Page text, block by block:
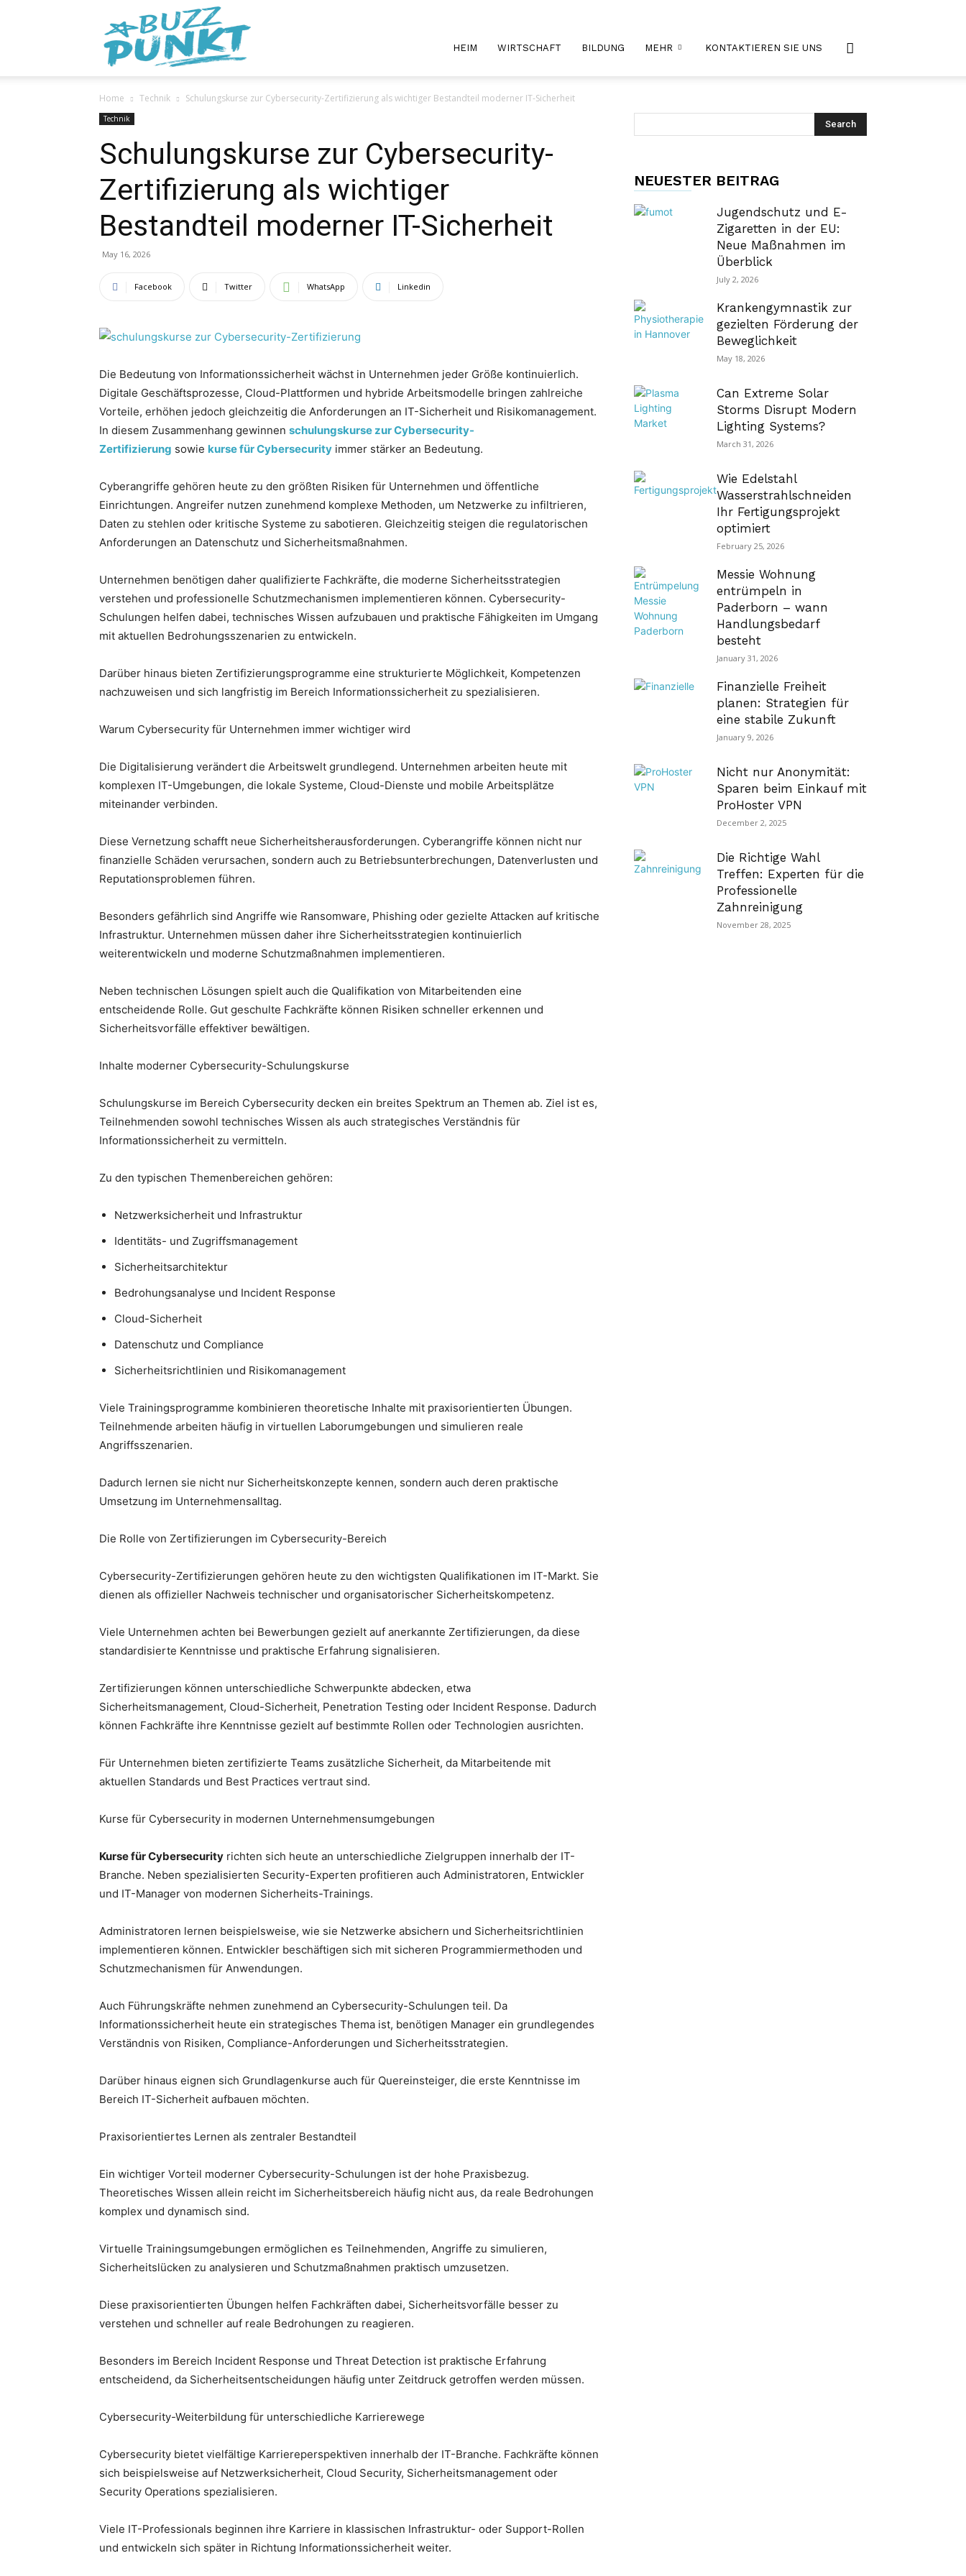
HEIM WIRTSCHAFT BILDUNG MEHR KONTAKTIEREN SIE UNS
Home Technik Schulungskurse zur Cybersecurity-Zertifizierung als wichtiger Bestandteil moderner IT-Sicherheit
Technik
Schulungskurse zur Cybersecurity-
Zertifizierung als wichtiger
Bestandteil moderner IT-Sicherheit
May 16, 2026
Facebook Twitter WhatsApp Linkedin
Die Bedeutung von Informationssicherheit wächst in Unternehmen jeder Größe kontinuierlich.
Digitale Geschäftsprozesse, Cloud-Plattformen und hybride Arbeitsmodelle bringen zahlreiche
Vorteile, erhöhen jedoch gleichzeitig die Anforderungen an IT-Sicherheit und Risikomanagement.
In diesem Zusammenhang gewinnen schulungskurse zur Cybersecurity-
Zertifizierung sowie kurse für Cybersecurity immer stärker an Bedeutung.
Cyberangriffe gehören heute zu den größten Risiken für Unternehmen und öffentliche
Einrichtungen. Angreifer nutzen zunehmend komplexe Methoden, um Netzwerke zu infiltrieren,
Daten zu stehlen oder kritische Systeme zu sabotieren. Gleichzeitig steigen die regulatorischen
Anforderungen an Datenschutz und Sicherheitsmaßnahmen.
Unternehmen benötigen daher qualifizierte Fachkräfte, die moderne Sicherheitsstrategien
verstehen und professionelle Schutzmechanismen implementieren können. Cybersecurity-
Schulungen helfen dabei, technisches Wissen aufzubauen und praktische Fähigkeiten im Umgang
mit aktuellen Bedrohungsszenarien zu entwickeln.
Darüber hinaus bieten Zertifizierungsprogramme eine strukturierte Möglichkeit, Kompetenzen
nachzuweisen und sich langfristig im Bereich Informationssicherheit zu spezialisieren.
Warum Cybersecurity für Unternehmen immer wichtiger wird
Die Digitalisierung verändert die Arbeitswelt grundlegend. Unternehmen arbeiten heute mit
komplexen IT-Umgebungen, die lokale Systeme, Cloud-Dienste und mobile Arbeitsplätze
miteinander verbinden.
Diese Vernetzung schafft neue Sicherheitsherausforderungen. Cyberangriffe können nicht nur
finanzielle Schäden verursachen, sondern auch zu Betriebsunterbrechungen, Datenverlusten und
Reputationsproblemen führen.
Besonders gefährlich sind Angriffe wie Ransomware, Phishing oder gezielte Attacken auf kritische
Infrastruktur. Unternehmen müssen daher ihre Sicherheitsstrategien kontinuierlich
weiterentwickeln und moderne Schutzmaßnahmen implementieren.
Neben technischen Lösungen spielt auch die Qualifikation von Mitarbeitenden eine
entscheidende Rolle. Gut geschulte Fachkräfte können Risiken schneller erkennen und
Sicherheitsvorfälle effektiver bewältigen.
Inhalte moderner Cybersecurity-Schulungskurse
Schulungskurse im Bereich Cybersecurity decken ein breites Spektrum an Themen ab. Ziel ist es,
Teilnehmenden sowohl technisches Wissen als auch strategisches Verständnis für
Informationssicherheit zu vermitteln.
Zu den typischen Themenbereichen gehören:
Netzwerksicherheit und Infrastruktur
Identitäts- und Zugriffsmanagement
Sicherheitsarchitektur
Bedrohungsanalyse und Incident Response
Cloud-Sicherheit
Datenschutz und Compliance
Sicherheitsrichtlinien und Risikomanagement
Viele Trainingsprogramme kombinieren theoretische Inhalte mit praxisorientierten Übungen.
Teilnehmende arbeiten häufig in virtuellen Laborumgebungen und simulieren reale
Angriffsszenarien.
Dadurch lernen sie nicht nur Sicherheitskonzepte kennen, sondern auch deren praktische
Umsetzung im Unternehmensalltag.
Die Rolle von Zertifizierungen im Cybersecurity-Bereich
Cybersecurity-Zertifizierungen gehören heute zu den wichtigsten Qualifikationen im IT-Markt. Sie
dienen als offizieller Nachweis technischer und organisatorischer Sicherheitskompetenz.
Viele Unternehmen achten bei Bewerbungen gezielt auf anerkannte Zertifizierungen, da diese
standardisierte Kenntnisse und praktische Erfahrung signalisieren.
Zertifizierungen können unterschiedliche Schwerpunkte abdecken, etwa
Sicherheitsmanagement, Cloud-Sicherheit, Penetration Testing oder Incident Response. Dadurch
können Fachkräfte ihre Kenntnisse gezielt auf bestimmte Rollen oder Technologien ausrichten.
Für Unternehmen bieten zertifizierte Teams zusätzliche Sicherheit, da Mitarbeitende mit
aktuellen Standards und Best Practices vertraut sind.
Kurse für Cybersecurity in modernen Unternehmensumgebungen
Kurse für Cybersecurity richten sich heute an unterschiedliche Zielgruppen innerhalb der IT-
Branche. Neben spezialisierten Security-Experten profitieren auch Administratoren, Entwickler
und IT-Manager von modernen Sicherheits-Trainings.
Administratoren lernen beispielsweise, wie sie Netzwerke absichern und Sicherheitsrichtlinien
implementieren können. Entwickler beschäftigen sich mit sicheren Programmiermethoden und
Schutzmechanismen für Anwendungen.
Auch Führungskräfte nehmen zunehmend an Cybersecurity-Schulungen teil. Da
Informationssicherheit heute ein strategisches Thema ist, benötigen Manager ein grundlegendes
Verständnis von Risiken, Compliance-Anforderungen und Sicherheitsstrategien.
Darüber hinaus eignen sich Grundlagenkurse auch für Quereinsteiger, die erste Kenntnisse im
Bereich IT-Sicherheit aufbauen möchten.
Praxisorientiertes Lernen als zentraler Bestandteil
Ein wichtiger Vorteil moderner Cybersecurity-Schulungen ist der hohe Praxisbezug.
Theoretisches Wissen allein reicht im Sicherheitsbereich häufig nicht aus, da reale Bedrohungen
komplex und dynamisch sind.
Virtuelle Trainingsumgebungen ermöglichen es Teilnehmenden, Angriffe zu simulieren,
Sicherheitslücken zu analysieren und Schutzmaßnahmen praktisch umzusetzen.
Diese praxisorientierten Übungen helfen Fachkräften dabei, Sicherheitsvorfälle besser zu
verstehen und schneller auf reale Bedrohungen zu reagieren.
Besonders im Bereich Incident Response und Threat Detection ist praktische Erfahrung
entscheidend, da Sicherheitsentscheidungen häufig unter Zeitdruck getroffen werden müssen.
Cybersecurity-Weiterbildung für unterschiedliche Karrierewege
Cybersecurity bietet vielfältige Karriereperspektiven innerhalb der IT-Branche. Fachkräfte können
sich beispielsweise auf Netzwerksicherheit, Cloud Security, Sicherheitsmanagement oder
Security Operations spezialisieren.
Viele IT-Professionals beginnen ihre Karriere in klassischen Infrastruktur- oder Support-Rollen
und entwickeln sich später in Richtung Informationssicherheit weiter.
NEUESTER BEITRAG
Jugendschutz und E-
Zigaretten in der EU:
Neue Maßnahmen im
Überblick
July 2, 2026
Krankengymnastik zur
gezielten Förderung der
Beweglichkeit
May 18, 2026
Can Extreme Solar
Storms Disrupt Modern
Lighting Systems?
March 31, 2026
Wie Edelstahl
Wasserstrahlschneiden
Ihr Fertigungsprojekt
optimiert
February 25, 2026
Messie Wohnung
entrümpeln in
Paderborn – wann
Handlungsbedarf
besteht
January 31, 2026
Finanzielle Freiheit
planen: Strategien für
eine stabile Zukunft
January 9, 2026
Nicht nur Anonymität:
Sparen beim Einkauf mit
ProHoster VPN
December 2, 2025
Die Richtige Wahl
Treffen: Experten für die
Professionelle
Zahnreinigung
November 28, 2025